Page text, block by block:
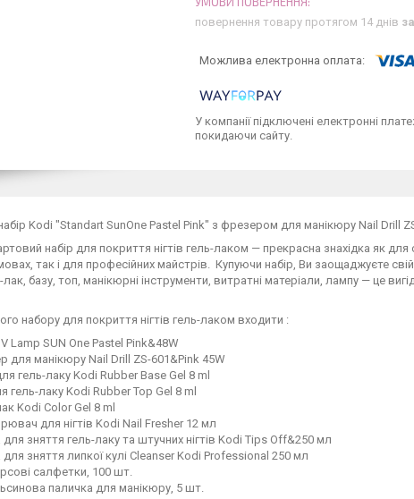
повернення товару протягом 14 днів
У компанії підключені електронні
покидаючи сайту.
Kodi "Standart SunOne Pastel Pink" з фрезером для манікюру Nail Drill
набір для покриття нігтів гель-лаком — прекрасна знахідка як
так і для професійних майстрів. Купуючи набір, Ви заощаджуєте свій
базу, топ, манікюрні інструменти, витратні матеріали, лампу — це
набору для покриття нігтів гель-лаком входити :
Lamp SUN One Pastel Pink&48W
для манікюру Nail Drill ZS-601&Pink 45W
гель-лаку Kodi Rubber Base Gel 8 ml
гель-лаку Kodi Rubber Top Gel 8 ml
Kodi Color Gel 8 ml
для нігтів Kodi Nail Fresher 12 мл
для зняття гель-лаку та штучних нігтів Kodi Tips Off&250 мл
для зняття липкої кулі Cleanser Kodi Professional 250 мл
салфетки, 100 шт.
паличка для манікюру, 5 шт.